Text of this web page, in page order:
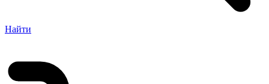
Найти